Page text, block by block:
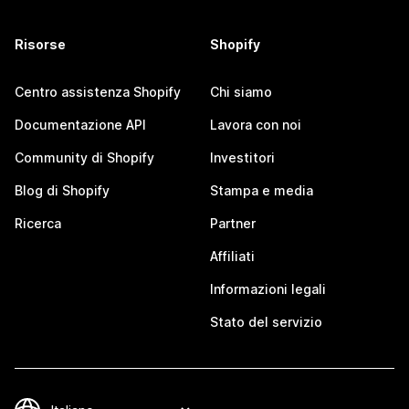
Risorse
Centro assistenza Shopify
Documentazione API
Community di Shopify
Blog di Shopify
Ricerca
Shopify
Chi siamo
Lavora con noi
Investitori
Stampa e media
Partner
Affiliati
Informazioni legali
Stato del servizio